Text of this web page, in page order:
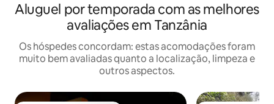
Aluguel por temporada com as melhores
avaliações em Tanzânia
Os hóspedes concordam: estas acomodações foram
muito bem avaliadas quanto a localização, limpeza e
outros aspectos.